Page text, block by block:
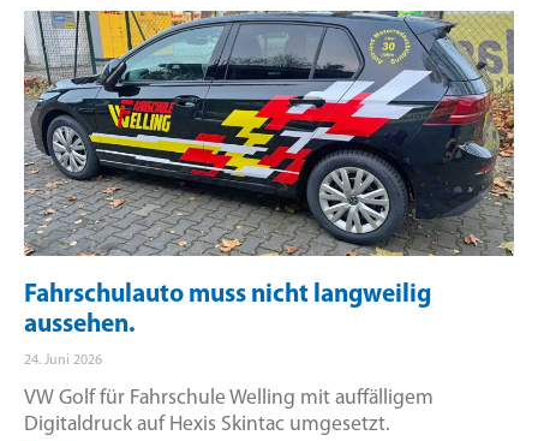
Fahrschulauto muss nicht langweilig
aussehen.
24. Juni 2026
VW Golf für Fahrschule Welling mit auffälligem
Digitaldruck auf Hexis Skintac umgesetzt.